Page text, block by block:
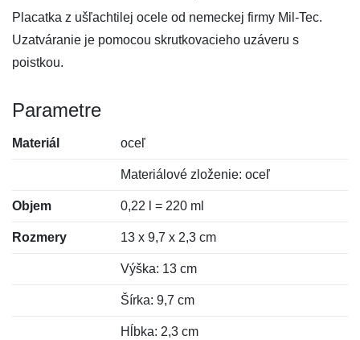
Placatka z ušľachtilej ocele od nemeckej firmy Mil-Tec.
Uzatváranie je pomocou skrutkovacieho uzáveru s
poistkou.
Parametre
Materiál oceľ
Materiálové zloženie: oceľ
Objem 0,22 l = 220 ml
Rozmery 13 x 9,7 x 2,3 cm
Výška: 13 cm
Šírka: 9,7 cm
Hĺbka: 2,3 cm